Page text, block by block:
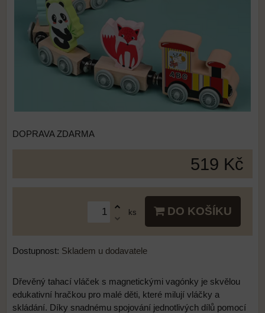
DOPRAVA ZDARMA
519 Kč
ks DO KOŠÍKU
Dostupnost: Skladem u dodavatele
Dřevěný tahací vláček s magnetickými vagónky je skvělou
edukativní hračkou pro malé děti, které milují vláčky a
skládání. Díky snadnému spojování jednotlivých dílů pomocí